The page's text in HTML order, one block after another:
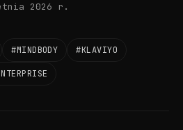
2026 r.
#MINDBODY #KLAVIYO